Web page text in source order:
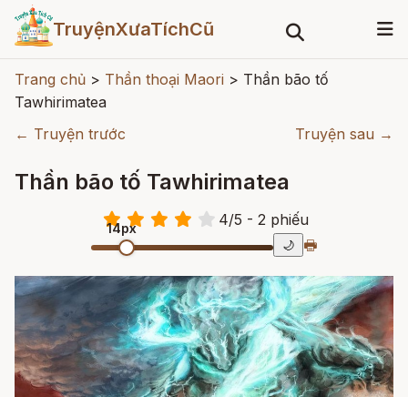
TruyệnXưaTíchCũ
Trang chủ > Thần thoại Maori > Thần bão tố
Tawhirimatea
← Truyện trước
Truyện sau →
Thần bão tố Tawhirimatea
4/5 - 2phiếu
14px
🌙 🖶